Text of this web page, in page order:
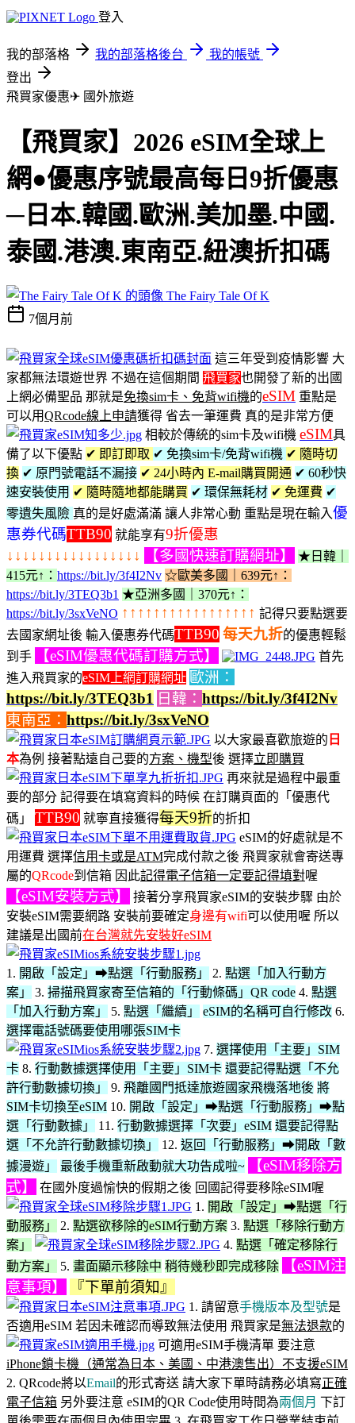
登入
我的部落格 我的部落格後台
我的帳號
登出
飛買家優惠✈ 國外旅遊
【飛買家】2026 eSIM全球上
網●優惠序號最高每日9折優惠
─日本.韓國.歐洲.美加墨.中國.
泰國.港澳.東南亞.紐澳折扣碼
The Fairy Tale Of K
7個月前
這三年受到疫情影響 大
家都無法環遊世界 不過在這個期間 飛買家也開發了新的出國
上網必備聖品 那就是免換sim卡、免背wifi機的eSIM 重點是
可以用QRcode線上申請獲得 省去一筆運費 真的是非常方便
相較於傳統的sim卡及wifi機 eSIM具
備了以下優點 ✔ 即訂即取 ✔ 免換sim卡/免背wifi機 ✔ 隨時切
換 ✔ 原門號電話不漏接 ✔ 24小時內 E-mail購買開通 ✔ 60秒快
速安裝使用 ✔ 隨時隨地都能購買 ✔ 環保無耗材 ✔ 免運費 ✔
零遺失風險 真的是好處滿滿 讓人非常心動 重點是現在輸入優
惠券代碼TTB90 就能享有9折優惠
↓↓↓↓↓↓↓↓↓↓↓↓↓↓↓↓↓
【多國快速訂購網址】
★日韓｜
415元↑： https://bit.ly/3f4I2Nv ☆歐美多國｜639元↑：
https://bit.ly/3TEQ3b1 ★亞洲多國｜370元↑：
https://bit.ly/3sxVeNO ↑↑↑↑↑↑↑↑↑↑↑↑↑↑↑↑↑ 記得只要點選要
去國家網址後 輸入優惠券代碼TTB90 每天九折的優惠輕鬆
到手
【eSIM優惠代碼訂購方式】
首先
進入飛買家的eSIM上網訂購網址 歐洲：
https://bit.ly/3TEQ3b1 日韓： https://bit.ly/3f4I2Nv
東南亞： https://bit.ly/3sxVeNO
以大家最喜歡旅遊的 日
本為例 接著點遠自己要的方案、機型後 選擇立即購買
再來就是過程中最重
要的部分 記得要在填寫資料的時候 在訂購頁面的「優惠代
碼」 TTB90 就寧直接獲得每天9折的折扣
eSIM的好處就是不
用運費 選擇信用卡或是ATM完成付款之後 飛買家就會寄送專
屬的QRcode到信箱 因此記得電子信箱一定要記得填對喔
【eSIM安裝方式】
接著分享飛買家eSIM的安裝步驟 由於
安裝eSIM需要網路 安裝前要確定身邊有wifi可以使用喔 所以
建議是出國前在台灣就先安裝好eSIM
1. 開啟「設定」➡點選「行動服務」 2. 點選「加入行動方
案」
3. 掃描飛買家寄至信箱的「行動條碼」QR code 4. 點選
「加入行動方案」
5. 點選「繼續」 eSIM的名稱可自行修改 6.
選擇電話號碼要使用哪張SIM卡
7. 選擇使用「主要」SIM
卡 8. 行動數據選擇使用「主要」SIM卡 還要記得點選「不允
許行動數據切換」
9. 飛離國門抵達旅遊國家飛機落地後 將
SIM卡切換至eSIM 10. 開啟「設定」➡點選「行動服務」➡點
選「行動數據」
11. 行動數據選擇「次要」eSIM 還要記得點
選「不允許行動數據切換」
12. 返回「行動服務」➡開啟「數
據漫遊」
最後手機重新啟動就大功告成啦~
【eSIM移除方
式】
在國外度過愉快的假期之後 回國記得要移除eSIM喔
1. 開啟「設定」➡點選「行
動服務」
2. 點選欲移除的eSIM行動方案 3. 點選「移除行動方
案」
4. 點選「確定移除行
動方案」
5. 畫面顯示移除中 稍待幾秒即完成移除
【eSIM注
意事項】
『下單前須知』
1. 請留意手機版本及型號是
否適用eSIM 若因未確認而導致無法使用 飛買家是無法退款的
可適用eSIM手機清單 要注意
iPhone鎖卡機（通常為日本、美國、中港澳售出）不支援eSIM
2. QRcode將以Email的形式寄送 請大家下單時請務必填寫正確
電子信箱 另外要注意 eSIM的QR Code使用時間為兩個月 下訂